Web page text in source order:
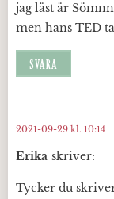
jag läst är
men hans TED
SVARA
Erika skriver:
2021-09-29 kl. 10:14
Tycker du